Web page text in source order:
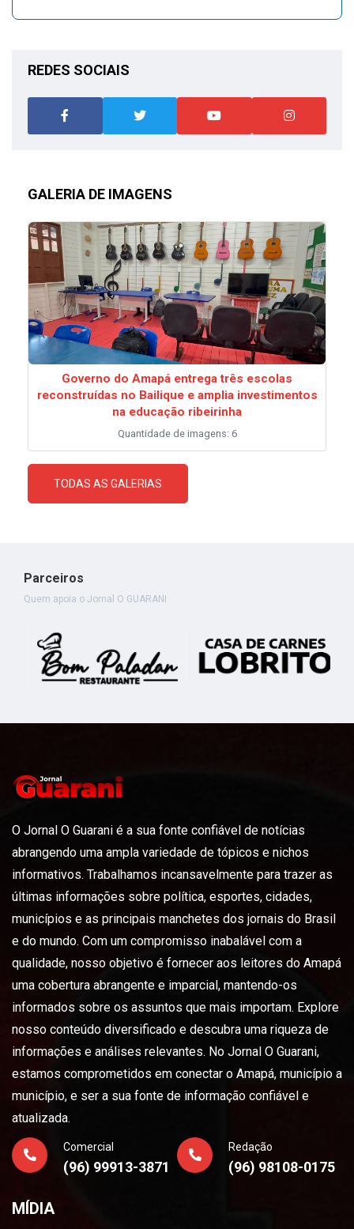
REDES SOCIAIS
GALERIA DE IMAGENS
Governo do Amapá entrega três escolas
reconstruídas no Bailique e amplia investimentos
na educação ribeirinha
Quantidade de imagens: 6
TODAS AS GALERIAS
Parceiros
Quem apoia o Jornal O GUARANI
O Jornal O Guarani é a sua fonte confiável de notícias
abrangendo uma ampla variedade de tópicos e nichos
informativos. Trabalhamos incansavelmente para trazer as
últimas informações sobre política, esportes, cidades,
municípios e as principais manchetes dos jornais do Brasil
e do mundo. Com um compromisso inabalável com a
qualidade, nosso objetivo é fornecer aos leitores do Amapá
uma cobertura abrangente e imparcial, mantendo-os
informados sobre os assuntos que mais importam. Explore
nosso conteúdo diversificado e descubra uma riqueza de
informações e análises relevantes. No Jornal O Guarani,
estamos comprometidos em conectar o Amapá, município a
município, e ser a sua fonte de informação confiável e
atualizada.
Comercial
(96) 99913-3871
Redação
(96) 98108-0175
MÍDIA